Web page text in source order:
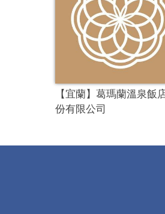
【宜蘭】葛瑪蘭溫泉飯
份有限公司